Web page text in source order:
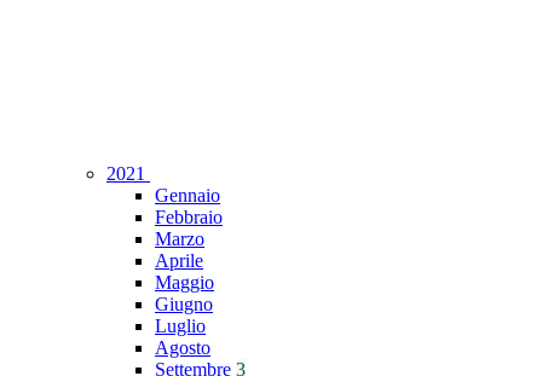
2021
Gennaio
Febbraio
Marzo
Aprile
Maggio
Giugno
Luglio
Agosto
Settembre 3